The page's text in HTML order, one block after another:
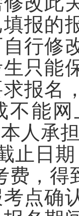
报的
行修
只能
报名
不能
人承
止日
费，得
点确